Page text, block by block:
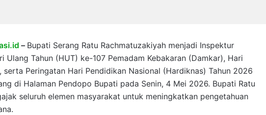
– Bupati Serang Ratu Rachmatuzakiyah menjadi Inspektur
Ulang Tahun (HUT) ke-107 Pemadam Kebakaran (Damkar), Hari
serta Peringatan Hari Pendidikan Nasional (Hardiknas) Tahun 2026
di Halaman Pendopo Bupati pada Senin, 4 Mei 2026. Bupati Ratu
seluruh elemen masyarakat untuk meningkatkan pengetahuan